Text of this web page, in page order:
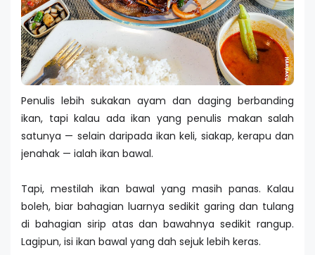
Penulis lebih sukakan ayam dan daging berbanding
ikan, tapi kalau ada ikan yang penulis makan salah
satunya — selain daripada ikan keli, siakap, kerapu dan
jenahak — ialah ikan bawal.
Tapi, mestilah ikan bawal yang masih panas. Kalau
boleh, biar bahagian luarnya sedikit garing dan tulang
di bahagian sirip atas dan bawahnya sedikit rangup.
Lagipun, isi ikan bawal yang dah sejuk lebih keras.